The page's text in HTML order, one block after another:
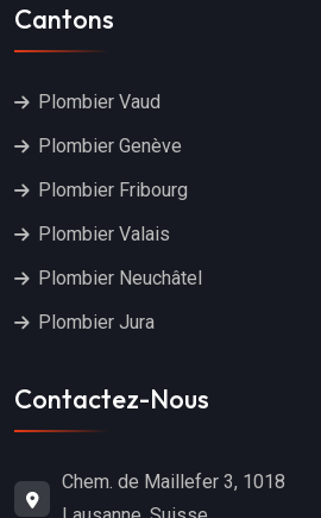
Cantons
Plombier Vaud
Plombier Genève
Plombier Fribourg
Plombier Valais
Plombier Neuchâtel
Plombier Jura
Contactez-Nous
Chem. de Maillefer 3, 1018